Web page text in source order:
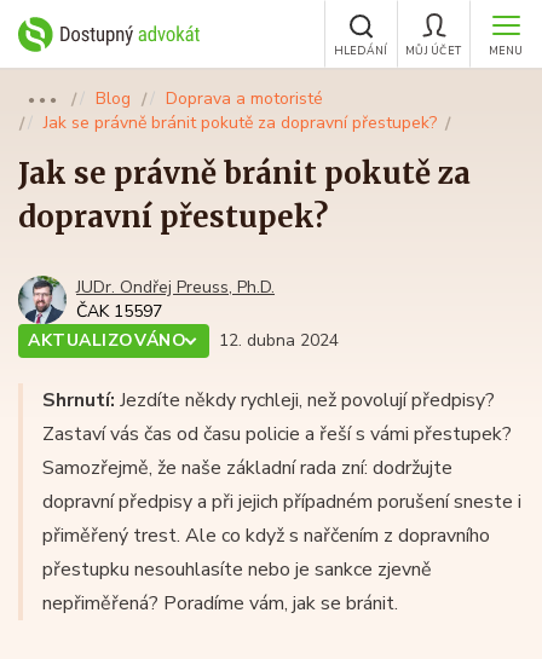
MENU
MŮJ ÚČET
HLEDÁNÍ
●●● Blog
Doprava a motoristé
Jak se právně bránit pokutě za dopravní přestupek?
Jak se právně bránit pokutě za
dopravní přestupek?
JUDr. Ondřej Preuss, Ph.D.
ČAK 15597
AKTUALIZOVÁNO
12. dubna 2024
Shrnutí: Jezdíte někdy rychleji, než povolují předpisy?
Zastaví vás čas od času policie a řeší s vámi přestupek?
Samozřejmě, že naše základní rada zní: dodržujte
dopravní předpisy a při jejich případném porušení sneste i
přiměřený trest. Ale co když s nařčením z dopravního
přestupku nesouhlasíte nebo je sankce zjevně
nepřiměřená? Poradíme vám, jak se bránit.